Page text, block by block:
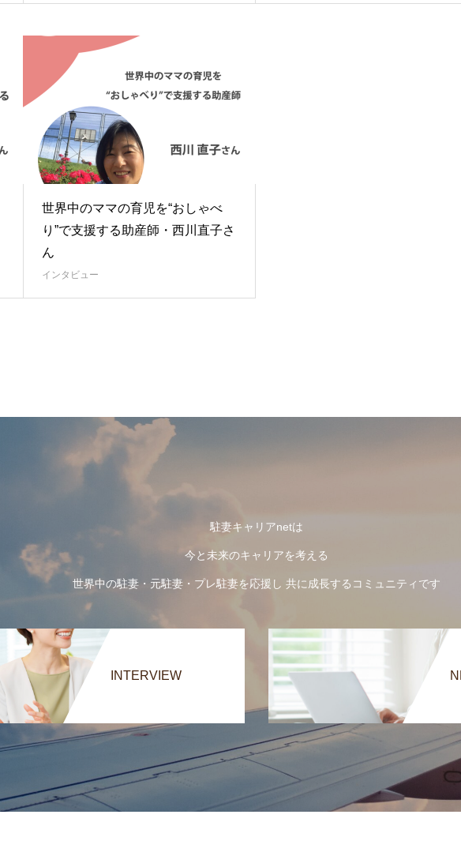
世界中のママの育児を“おしゃべ
り”で支援する助産師・西川直子さ
ん
インタビュー
駐妻キャリアnetは
今と未来のキャリアを考える
世界中の駐妻・元駐妻・プレ駐妻を応援し 共に成長するコミュニティです
INTERVIEW